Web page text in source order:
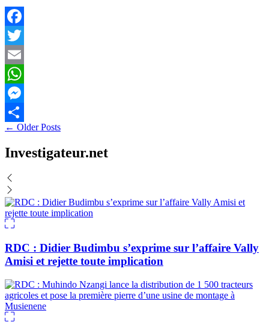
Facebook
Twitter
Email
WhatsApp
Messenger
Partager
Navigation
des
articles
← Older Posts
Investigateur.net
RDC : Didier Budimbu s’exprime sur l’affaire Vally
Amisi et rejette toute implication